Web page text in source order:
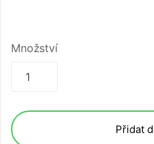
Množství
Přidat